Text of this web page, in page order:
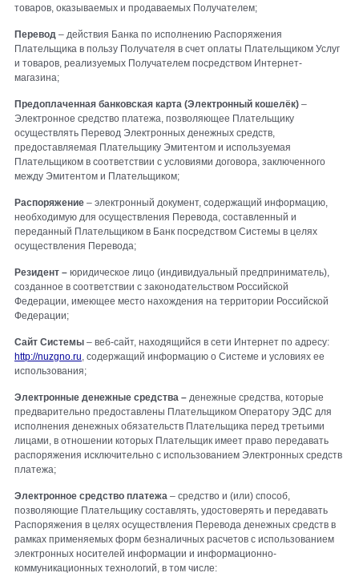
товаров, оказываемых и продаваемых Получателем;
Перевод – действия Банка по исполнению Распоряжения
Плательщика в пользу Получателя в счет оплаты Плательщиком Услуг
и товаров, реализуемых Получателем посредством Интернет-
магазина;
Предоплаченная банковская карта (Электронный кошелёк) –
Электронное средство платежа, позволяющее Плательщику
осуществлять Перевод Электронных денежных средств,
предоставляемая Плательщику Эмитентом и используемая
Плательщиком в соответствии с условиями договора, заключенного
между Эмитентом и Плательщиком;
Распоряжение – электронный документ, содержащий информацию,
необходимую для осуществления Перевода, составленный и
переданный Плательщиком в Банк посредством Системы в целях
осуществления Перевода;
Резидент – юридическое лицо (индивидуальный предприниматель),
созданное в соответствии с законодательством Российской
Федерации, имеющее место нахождения на территории Российской
Федерации;
Сайт Системы – веб-сайт, находящийся в сети Интернет по адресу:
http://nuzgno.ru, содержащий информацию о Системе и условиях ее
использования;
Электронные денежные средства – денежные средства, которые
предварительно предоставлены Плательщиком Оператору ЭДС для
исполнения денежных обязательств Плательщика перед третьими
лицами, в отношении которых Плательщик имеет право передавать
распоряжения исключительно с использованием Электронных средств
платежа;
Электронное средство платежа – средство и (или) способ,
позволяющие Плательщику составлять, удостоверять и передавать
Распоряжения в целях осуществления Перевода денежных средств в
рамках применяемых форм безналичных расчетов с использованием
электронных носителей информации и информационно-
коммуникационных технологий, в том числе: